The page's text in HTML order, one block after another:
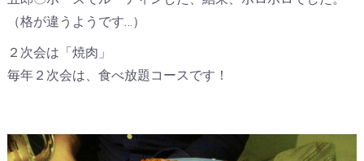
（格が違うようです…）
２次会は「焼肉」
毎年２次会は、食べ放題コースです！